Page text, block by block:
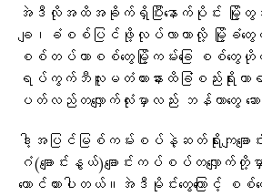
အဲဒီလိုအထိအခိုက်ရှိပြီးနောက်ပိုင်း မြို့တွ
ချ၊ခံစစ်ပြင်ဖို့လုပ်လာတာလို့ မြို့ခံတွေကပ
စစ်တပ်ဟာစစ်တွေမြို့ကမ်းခြေ စစ်တွေ
ရပ်ကွက်ဘီလူးမတံတားနားထိခြံစည်းရိုးကာရံ
ပတ်လည်တလျှောက်လုံးမှာလည်း ဘန်ကာတွေ ဆေ
ဒါ့အပြင်မြစ်ကမ်းစပ်နဲ့ဆတ်ရိုးကျချောင်
ဂံ(ချောင်းနွယ်)ချောင်းကပ်စပ်တလျှောက်တို့
ထောင်ထားပါတယ်။အဲဒီမိုင်းတွေကြောင့် စ